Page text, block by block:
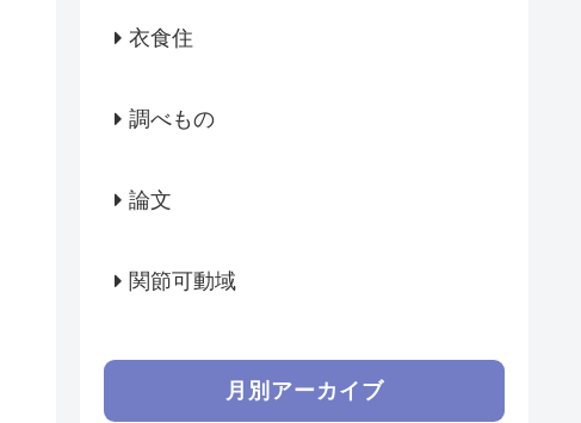
衣食住
調べもの
論文
関節可動域
月別アーカイブ